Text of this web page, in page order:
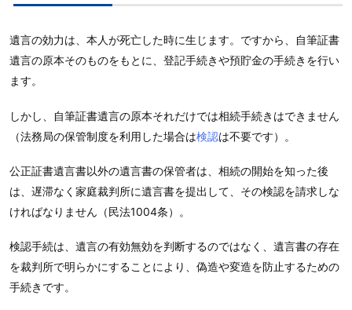
遺言の効力は、本人が死亡した時に生じます。ですから、自筆証書
遺言の原本そのものをもとに、登記手続きや預貯金の手続きを行い
ます。
しかし、自筆証書遺言の原本それだけでは相続手続きはできません
（法務局の保管制度を利用した場合は検認は不要です）。
公正証書遺言書以外の遺言書の保管者は、相続の開始を知った後
は、遅滞なく家庭裁判所に遺言書を提出して、その検認を請求しな
ければなりません（民法1004条）。
検認手続は、遺言の有効無効を判断するのではなく、遺言書の存在
を裁判所で明らかにすることにより、偽造や変造を防止するための
手続きです。